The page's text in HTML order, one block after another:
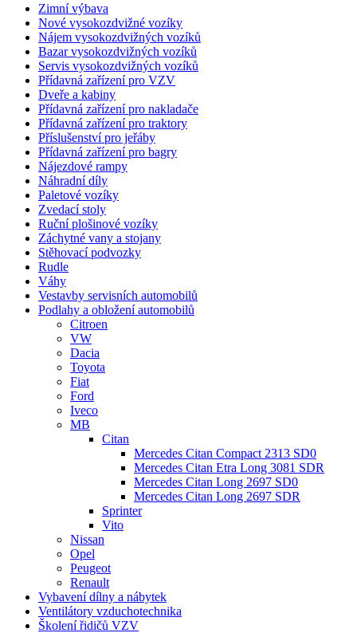
Zimní výbava
Nové vysokozdvižné vozíky
Nájem vysokozdvižných vozíků
Bazar vysokozdvižných vozíků
Servis vysokozdvižných vozíků
Přídavná zařízení pro VZV
Dveře a kabiny
Přídavná zařízení pro nakladače
Přídavná zařízení pro traktory
Příslušenství pro jeřáby
Přídavná zařízení pro bagry
Nájezdové rampy
Náhradní díly
Paletové vozíky
Zvedací stoly
Ruční plošinové vozíky
Záchytné vany a stojany
Stěhovací podvozky
Rudle
Váhy
Vestavby servisních automobilů
Podlahy a obložení automobilů
Citroen
VW
Dacia
Toyota
Fiat
Ford
Iveco
MB
Citan
Mercedes Citan Compact 2313 SD0
Mercedes Citan Etra Long 3081 SDR
Mercedes Citan Long 2697 SD0
Mercedes Citan Long 2697 SDR
Sprinter
Vito
Nissan
Opel
Peugeot
Renault
Vybavení dílny a nábytek
Ventilátory vzduchotechnika
Školení řidičů VZV